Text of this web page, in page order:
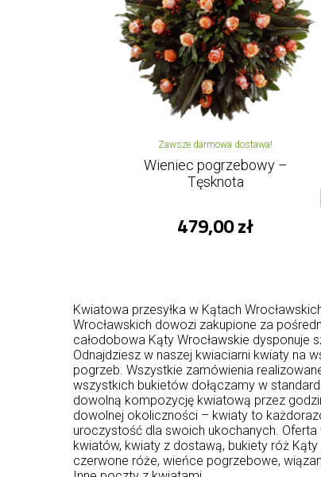
Zawsze darmowa dostawa!
Wieniec pogrzebowy –
Tęsknota
479,00 zł
Kwiatowa przesyłka w Kątach
Wrocławskich dowozi zakupione za
całodobowa Kąty Wrocławskie
Odnajdziesz w naszej kwiaciarni kwiaty na
pogrzeb. Wszystkie zamówienia
wszystkich bukietów dołączamy w
dowolną kompozycję kwiatową przez
dowolnej okoliczności – kwiaty to
uroczystość dla swoich ukochanych. Oferta
kwiatów, kwiaty z dostawą, bukiety róż
czerwone róże, wieńce pogrzebowe,